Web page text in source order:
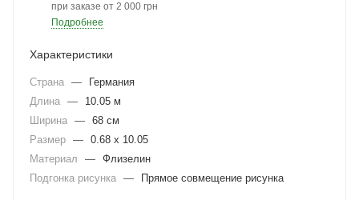
при заказе от 2 000 грн
Подробнее
Характеристики
Страна —
Германия
Длина —
10.05 м
Ширина — 68 см
Размер — 0.68 x 10.05
Материал
— Флизелин
Подгонка рисунка — Прямое совмещение рисунка